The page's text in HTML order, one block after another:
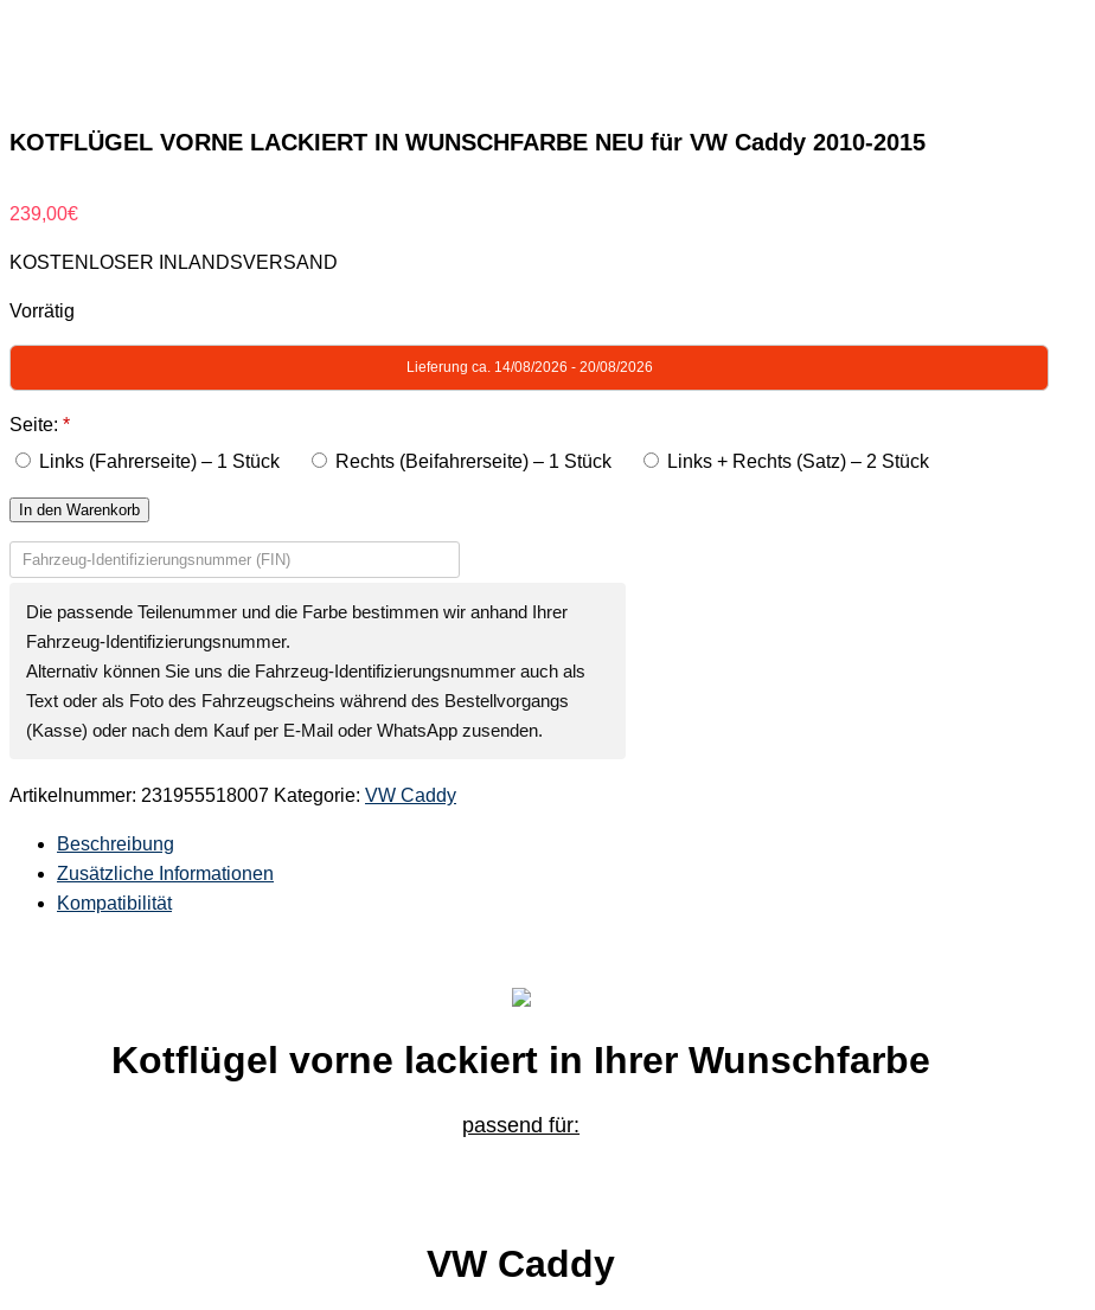
KOTFLÜGEL VORNE LACKIERT IN WUNSCHFARBE NEU für VW Caddy 2010-2015
239,00€
KOSTENLOSER INLANDSVERSAND
Vorrätig
Lieferung ca. 14/08/2026 - 20/08/2026
Seite: *
Links (Fahrerseite) – 1 Stück
Rechts (Beifahrerseite) – 1 Stück Links + Rechts (Satz) – 2 Stück
In den Warenkorb
Die passende Teilenummer und die Farbe bestimmen wir anhand Ihrer
Fahrzeug-Identifizierungsnummer.
Alternativ können Sie uns die Fahrzeug-Identifizierungsnummer auch als
Text oder als Foto des Fahrzeugscheins während des Bestellvorgangs
(Kasse) oder nach dem Kauf per E-Mail oder WhatsApp zusenden.
Artikelnummer: 231955518007 Kategorie: VW Caddy
Beschreibung
Zusätzliche Informationen
Kompatibilität
Kotflügel vorne lackiert in Ihrer Wunschfarbe
passend für:
VW Caddy